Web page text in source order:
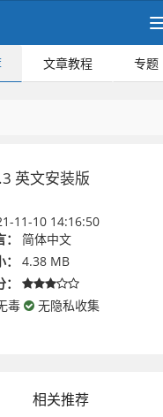
文章教程 专题
英文安装版
11-10 14:16:50
简体中文
4.38 MB
毒
无隐私收集
相关推荐